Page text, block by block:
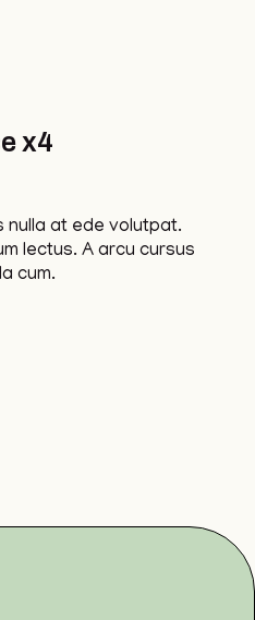
x4
nulla at ede volutpat.
lectus. A arcu cursus
cum.